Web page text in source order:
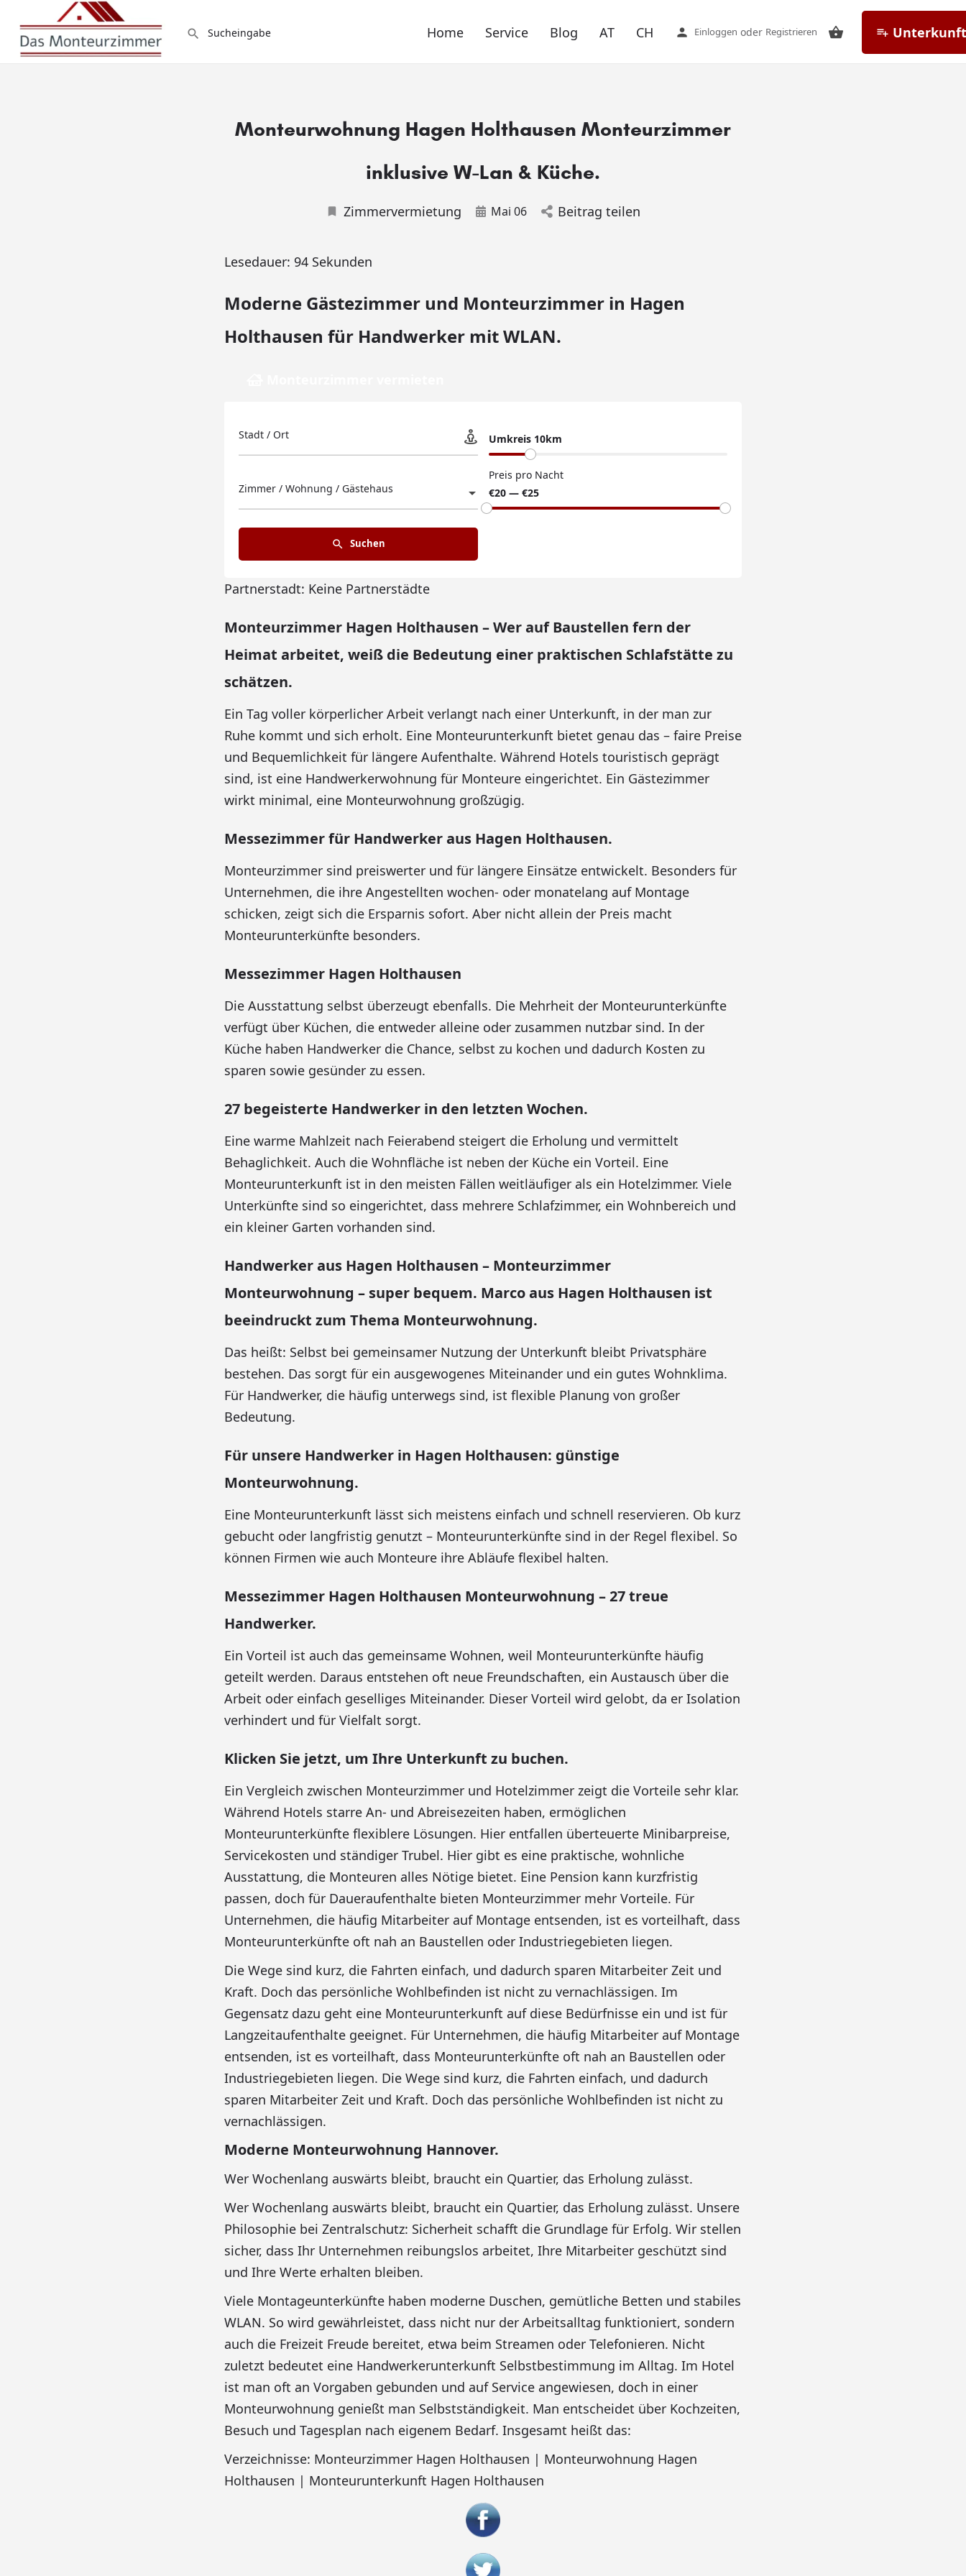
Home Service Blog AT CH Einloggen oder Registrieren
Monteurwohnung Hagen Holthausen Monteurzimmer
inklusive W-Lan & Küche.
Zimmervermietung Mai 06 Beitrag teilen
Lesedauer: 94 Sekunden
Moderne Gästezimmer und Monteurzimmer in Hagen
Holthausen für Handwerker mit WLAN.
Stadt / Ort Umkreis 10km
Zimmer / Wohnung / Gästehaus
Preis pro Nacht
€20 — €25
Suchen
Partnerstadt: Keine Partnerstädte
Monteurzimmer Hagen Holthausen – Wer auf Baustellen fern der
Heimat arbeitet, weiß die Bedeutung einer praktischen Schlafstätte zu
schätzen.
Ein Tag voller körperlicher Arbeit verlangt nach einer Unterkunft, in der man zur
Ruhe kommt und sich erholt. Eine Monteurunterkunft bietet genau das – faire Preise
und Bequemlichkeit für längere Aufenthalte. Während Hotels touristisch geprägt
sind, ist eine Handwerkerwohnung für Monteure eingerichtet. Ein Gästezimmer
wirkt minimal, eine Monteurwohnung großzügig.
Messezimmer für Handwerker aus Hagen Holthausen.
Monteurzimmer sind preiswerter und für längere Einsätze entwickelt. Besonders für
Unternehmen, die ihre Angestellten wochen- oder monatelang auf Montage
schicken, zeigt sich die Ersparnis sofort. Aber nicht allein der Preis macht
Monteurunterkünfte besonders.
Messezimmer Hagen Holthausen
Die Ausstattung selbst überzeugt ebenfalls. Die Mehrheit der Monteurunterkünfte
verfügt über Küchen, die entweder alleine oder zusammen nutzbar sind. In der
Küche haben Handwerker die Chance, selbst zu kochen und dadurch Kosten zu
sparen sowie gesünder zu essen.
27 begeisterte Handwerker in den letzten Wochen.
Eine warme Mahlzeit nach Feierabend steigert die Erholung und vermittelt
Behaglichkeit. Auch die Wohnfläche ist neben der Küche ein Vorteil. Eine
Monteurunterkunft ist in den meisten Fällen weitläufiger als ein Hotelzimmer. Viele
Unterkünfte sind so eingerichtet, dass mehrere Schlafzimmer, ein Wohnbereich und
ein kleiner Garten vorhanden sind.
Handwerker aus Hagen Holthausen – Monteurzimmer
Monteurwohnung – super bequem. Marco aus Hagen Holthausen ist
beeindruckt zum Thema Monteurwohnung.
Das heißt: Selbst bei gemeinsamer Nutzung der Unterkunft bleibt Privatsphäre
bestehen. Das sorgt für ein ausgewogenes Miteinander und ein gutes Wohnklima.
Für Handwerker, die häufig unterwegs sind, ist flexible Planung von großer
Bedeutung.
Für unsere Handwerker in Hagen Holthausen: günstige
Monteurwohnung.
Eine Monteurunterkunft lässt sich meistens einfach und schnell reservieren. Ob kurz
gebucht oder langfristig genutzt – Monteurunterkünfte sind in der Regel flexibel. So
können Firmen wie auch Monteure ihre Abläufe flexibel halten.
Messezimmer Hagen Holthausen Monteurwohnung – 27 treue
Handwerker.
Ein Vorteil ist auch das gemeinsame Wohnen, weil Monteurunterkünfte häufig
geteilt werden. Daraus entstehen oft neue Freundschaften, ein Austausch über die
Arbeit oder einfach geselliges Miteinander. Dieser Vorteil wird gelobt, da er Isolation
verhindert und für Vielfalt sorgt.
Klicken Sie jetzt, um Ihre Unterkunft zu buchen.
Ein Vergleich zwischen Monteurzimmer und Hotelzimmer zeigt die Vorteile sehr klar.
Während Hotels starre An- und Abreisezeiten haben, ermöglichen
Monteurunterkünfte flexiblere Lösungen. Hier entfallen überteuerte Minibarpreise,
Servicekosten und ständiger Trubel. Hier gibt es eine praktische, wohnliche
Ausstattung, die Monteuren alles Nötige bietet. Eine Pension kann kurzfristig
passen, doch für Daueraufenthalte bieten Monteurzimmer mehr Vorteile. Für
Unternehmen, die häufig Mitarbeiter auf Montage entsenden, ist es vorteilhaft, dass
Monteurunterkünfte oft nah an Baustellen oder Industriegebieten liegen.
Die Wege sind kurz, die Fahrten einfach, und dadurch sparen Mitarbeiter Zeit und
Kraft. Doch das persönliche Wohlbefinden ist nicht zu vernachlässigen. Im
Gegensatz dazu geht eine Monteurunterkunft auf diese Bedürfnisse ein und ist für
Langzeitaufenthalte geeignet. Für Unternehmen, die häufig Mitarbeiter auf Montage
entsenden, ist es vorteilhaft, dass Monteurunterkünfte oft nah an Baustellen oder
Industriegebieten liegen. Die Wege sind kurz, die Fahrten einfach, und dadurch
sparen Mitarbeiter Zeit und Kraft. Doch das persönliche Wohlbefinden ist nicht zu
vernachlässigen.
Moderne Monteurwohnung Hannover.
Wer Wochenlang auswärts bleibt, braucht ein Quartier, das Erholung zulässt.
Wer Wochenlang auswärts bleibt, braucht ein Quartier, das Erholung zulässt. Unsere
Philosophie bei Zentralschutz: Sicherheit schafft die Grundlage für Erfolg. Wir stellen
sicher, dass Ihr Unternehmen reibungslos arbeitet, Ihre Mitarbeiter geschützt sind
und Ihre Werte erhalten bleiben.
Viele Montageunterkünfte haben moderne Duschen, gemütliche Betten und stabiles
WLAN. So wird gewährleistet, dass nicht nur der Arbeitsalltag funktioniert, sondern
auch die Freizeit Freude bereitet, etwa beim Streamen oder Telefonieren. Nicht
zuletzt bedeutet eine Handwerkerunterkunft Selbstbestimmung im Alltag. Im Hotel
ist man oft an Vorgaben gebunden und auf Service angewiesen, doch in einer
Monteurwohnung genießt man Selbstständigkeit. Man entscheidet über Kochzeiten,
Besuch und Tagesplan nach eigenem Bedarf. Insgesamt heißt das:
Verzeichnisse: Monteurzimmer Hagen Holthausen | Monteurwohnung Hagen
Holthausen | Monteurunterkunft Hagen Holthausen